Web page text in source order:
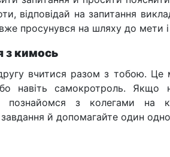
відповідай на запитання
вже просунувся на шляху до мети
з кимось
вчитися разом з тобою. Це
навіть самокротроль. Якщо
познайомся з колегами на
й допомагайте один